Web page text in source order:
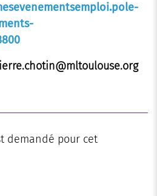
demandé pour cet